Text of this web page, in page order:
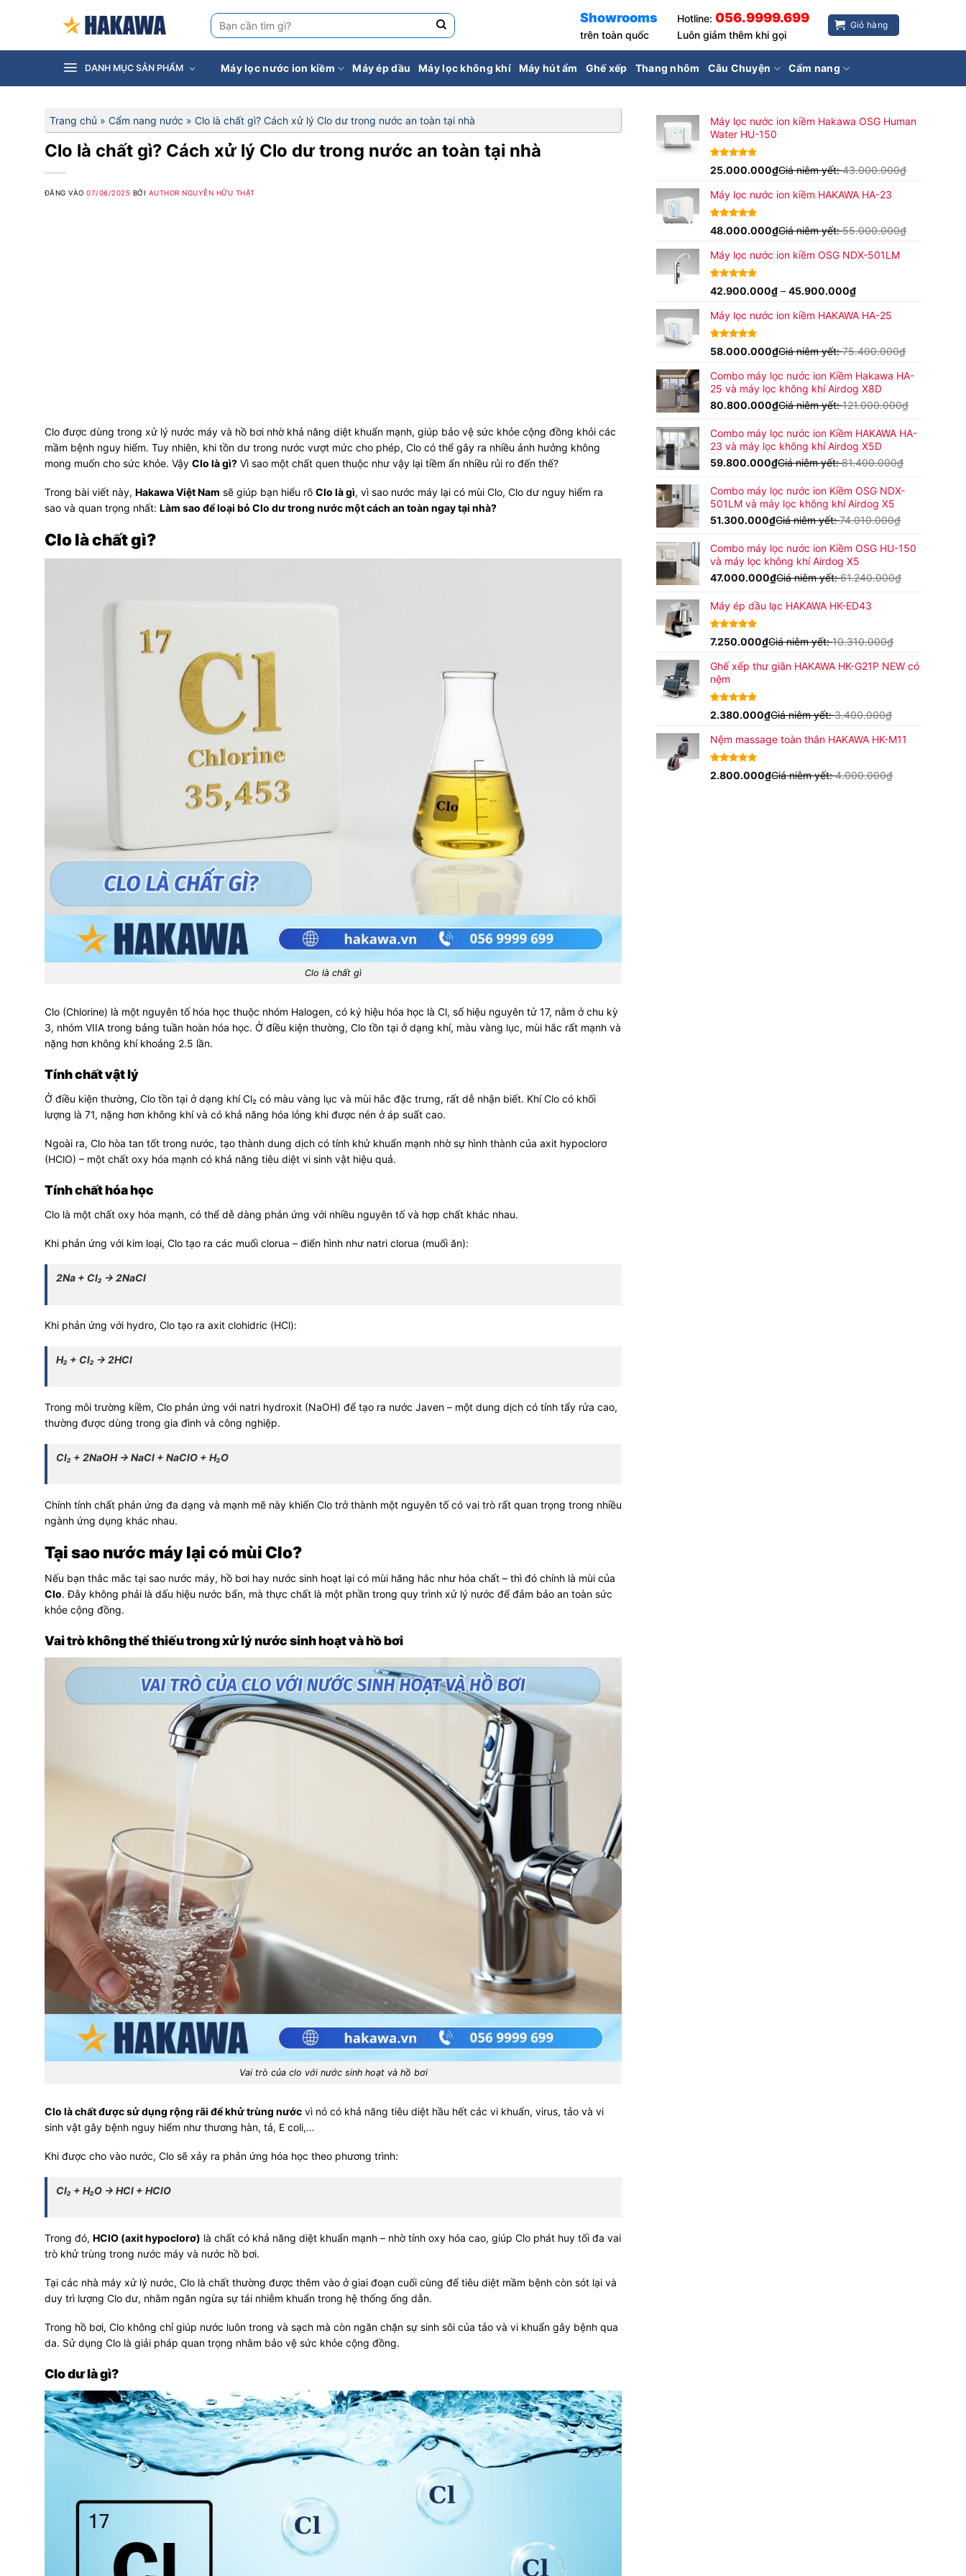
dung
Tìm
kiếm:
Showrooms
trên toàn quốc
Hotline:056.9999.699
Luôn giảm thêm khi gọi
Giỏ hàng
DANH MỤC SẢN PHẨM Máy lọc nước ion kiềm Máy ép dầu Máy lọc không khí Máy hút ẩm Ghế xếp Thang nhôm Câu Chuyện Cẩm nang
Trang chủ » Cẩm nang nước » Clo là chất gì? Cách xử lý Clo dư trong nước an toàn tại nhà
Clo là chất gì? Cách xử lý Clo dư trong nước an toàn tại nhà
ĐĂNG VÀO07/06/2025 BỞI AUTHOR NGUYỄN HỮU THẬT
Clo được dùng trong xử lý nước máy và hồ bơi nhờ khả năng diệt khuẩn mạnh, giúp bảo vệ sức khỏe cộng đồng khỏi các
mầm bệnh nguy hiểm. Tuy nhiên, khi tồn dư trong nước vượt mức cho phép, Clo có thể gây ra nhiều ảnh hưởng không
mong muốn cho sức khỏe. Vậy Clo là gì? Vì sao một chất quen thuộc như vậy lại tiềm ẩn nhiều rủi ro đến thế?
Trong bài viết này, Hakawa Việt Nam sẽ giúp bạn hiểu rõ Clo là gì, vì sao nước máy lại có mùi Clo, Clo dư nguy hiểm ra
sao và quan trọng nhất: Làm sao để loại bỏ Clo dư trong nước một cách an toàn ngay tại nhà?
Clo là chất gì?
Clo là chất gì
Clo (Chlorine) là một nguyên tố hóa học thuộc nhóm Halogen, có ký hiệu hóa học là Cl, số hiệu nguyên tử 17, nằm ở chu kỳ
3, nhóm VIIA trong bảng tuần hoàn hóa học. Ở điều kiện thường, Clo tồn tại ở dạng khí, màu vàng lục, mùi hắc rất mạnh và
nặng hơn không khí khoảng 2.5 lần.
Tính chất vật lý
Ở điều kiện thường, Clo tồn tại ở dạng khí Cl₂ có màu vàng lục và mùi hắc đặc trưng, rất dễ nhận biết. Khí Clo có khối
lượng là 71, nặng hơn không khí và có khả năng hóa lỏng khi được nén ở áp suất cao.
Ngoài ra, Clo hòa tan tốt trong nước, tạo thành dung dịch có tính khử khuẩn mạnh nhờ sự hình thành của axit hypoclorơ
(HClO) – một chất oxy hóa mạnh có khả năng tiêu diệt vi sinh vật hiệu quả.
Tính chất hóa học
Clo là một chất oxy hóa mạnh, có thể dễ dàng phản ứng với nhiều nguyên tố và hợp chất khác nhau.
Khi phản ứng với kim loại, Clo tạo ra các muối clorua – điển hình như natri clorua (muối ăn):
2Na + Cl₂ → 2NaCl
Khi phản ứng với hydro, Clo tạo ra axit clohidric (HCl):
H₂ + Cl₂ → 2HCl
Trong môi trường kiềm, Clo phản ứng với natri hydroxit (NaOH) để tạo ra nước Javen – một dung dịch có tính tẩy rửa cao,
thường được dùng trong gia đình và công nghiệp.
Cl₂ + 2NaOH → NaCl + NaClO + H₂O
Chính tính chất phản ứng đa dạng và mạnh mẽ này khiến Clo trở thành một nguyên tố có vai trò rất quan trọng trong nhiều
ngành ứng dụng khác nhau.
Tại sao nước máy lại có mùi Clo?
Nếu bạn thắc mắc tại sao nước máy, hồ bơi hay nước sinh hoạt lại có mùi hăng hắc như hóa chất – thì đó chính là mùi của
Clo. Đây không phải là dấu hiệu nước bẩn, mà thực chất là một phần trong quy trình xử lý nước để đảm bảo an toàn sức
khỏe cộng đồng.
Vai trò không thể thiếu trong xử lý nước sinh hoạt và hồ bơi
Vai trò của clo với nước sinh hoạt và hồ bơi
Clo là chất được sử dụng rộng rãi để khử trùng nước vì nó có khả năng tiêu diệt hầu hết các vi khuẩn, virus, tảo và vi
sinh vật gây bệnh nguy hiểm như thương hàn, tả, E coli,…
Khi được cho vào nước, Clo sẽ xảy ra phản ứng hóa học theo phương trình:
Cl₂ + H₂O → HCl + HClO
Trong đó, HClO (axit hypoclorơ) là chất có khả năng diệt khuẩn mạnh – nhờ tính oxy hóa cao, giúp Clo phát huy tối đa vai
trò khử trùng trong nước máy và nước hồ bơi.
Tại các nhà máy xử lý nước, Clo là chất thường được thêm vào ở giai đoạn cuối cùng để tiêu diệt mầm bệnh còn sót lại và
duy trì lượng Clo dư, nhằm ngăn ngừa sự tái nhiễm khuẩn trong hệ thống ống dẫn.
Trong hồ bơi, Clo không chỉ giúp nước luôn trong và sạch mà còn ngăn chặn sự sinh sôi của tảo và vi khuẩn gây bệnh qua
da. Sử dụng Clo là giải pháp quan trọng nhằm bảo vệ sức khỏe cộng đồng.
Clo dư là gì?
Máy lọc nước ion kiềm Hakawa OSG Human
Water HU-150
4.94trên 5
17
đánh giá
25.000.000₫Giá niêm yết:43.000.000₫
Máy lọc nước ion kiềm HAKAWA HA-23
5.00trên 5
16
đánh giá
48.000.000₫Giá niêm yết:55.000.000₫
Máy lọc nước ion kiềm OSG NDX-501LM
4.96trên 5
24
đánh giá
42.900.000₫ – 45.900.000₫Khoảng
từ
45.900.000₫
Máy lọc nước ion kiềm HAKAWA HA-25
4.92trên 5
24
đánh giá
58.000.000₫Giá niêm yết:75.400.000₫
Combo máy lọc nước ion Kiềm Hakawa HA-
25 và máy lọc không khí Airdog X8D
80.800.000₫Giá niêm yết:121.000.000₫
Combo máy lọc nước ion Kiềm HAKAWA HA-
23 và máy lọc không khí Airdog X5D
59.800.000₫Giá niêm yết:81.400.000₫
Combo máy lọc nước ion Kiềm OSG NDX-
501LM và máy lọc không khí Airdog X5
51.300.000₫Giá niêm yết:74.010.000₫
Combo máy lọc nước ion Kiềm OSG HU-150
và máy lọc không khí Airdog X5
47.000.000₫Giá niêm yết:61.240.000₫
Máy ép dầu lạc HAKAWA HK-ED43
4.80trên 5
15
đánh giá
7.250.000₫Giá niêm yết:10.310.000₫
Ghế xếp thư giãn HAKAWA HK-G21P NEW có
nệm
4.93trên 5
15
đánh giá
2.380.000₫Giá niêm yết:3.400.000₫
Nệm massage toàn thân HAKAWA HK-M11
4.63trên
16
2.800.000₫Giá niêm yết:4.000.000₫